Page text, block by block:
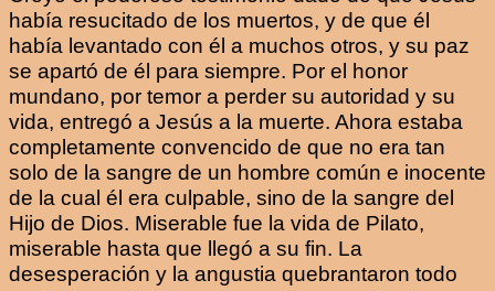
había resucitado de los muertos, y de que él
había levantado con él a muchos otros, y su paz
se apartó de él para siempre. Por el honor
mundano, por temor a perder su autoridad y su
vida, entregó a Jesús a la muerte. Ahora estaba
completamente convencido de que no era tan
solo de la sangre de un hombre común e inocente
de la cual él era culpable, sino de la sangre del
Hijo de Dios. Miserable fue la vida de Pilato,
miserable hasta que llegó a su fin. La
desesperación y la angustia quebrantaron todo